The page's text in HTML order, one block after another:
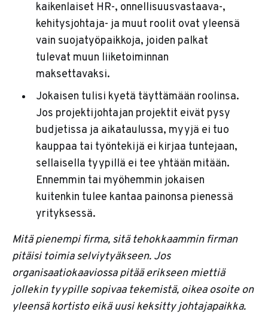
kaikenlaiset HR-, onnellisuusvastaava-,
kehitysjohtaja- ja muut roolit ovat yleensä
vain suojatyöpaikkoja, joiden palkat
tulevat muun liiketoiminnan
maksettavaksi.
Jokaisen tulisi kyetä täyttämään roolinsa.
Jos projektijohtajan projektit eivät pysy
budjetissa ja aikataulussa, myyjä ei tuo
kauppaa tai työntekijä ei kirjaa tuntejaan,
sellaisella tyypillä ei tee yhtään mitään.
Ennemmin tai myöhemmin jokaisen
kuitenkin tulee kantaa painonsa pienessä
yrityksessä.
Mitä pienempi firma, sitä tehokkaammin firman
pitäisi toimia selviytyäkseen. Jos
organisaatiokaaviossa pitää erikseen miettiä
jollekin tyypille sopivaa tekemistä, oikea osoite on
yleensä kortisto eikä uusi keksitty johtajapaikka.